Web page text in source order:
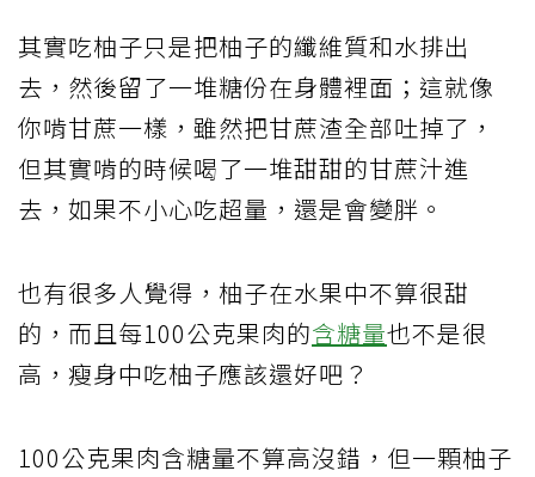
其實吃柚子只是把柚子的纖維質和水排出
去，然後留了一堆糖份在身體裡面；這就像
你啃甘蔗一樣，雖然把甘蔗渣全部吐掉了，
但其實啃的時候喝了一堆甜甜的甘蔗汁進
去，如果不小心吃超量，還是會變胖。
也有很多人覺得，柚子在水果中不算很甜
的，而且每100公克果肉的含糖量也不是很
高，瘦身中吃柚子應該還好吧？
100公克果肉含糖量不算高沒錯，但一顆柚子